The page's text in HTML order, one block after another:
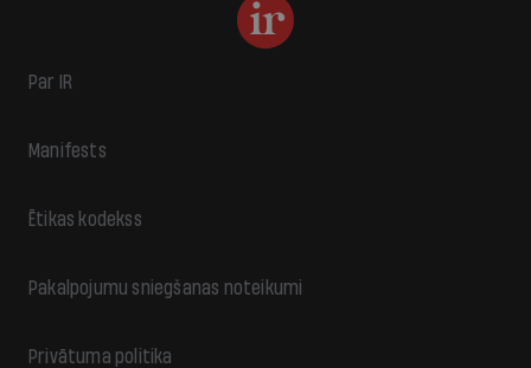
Par IR
Manifests
Ētikas kodekss
Pakalpojumu sniegšanas noteikumi
Privātuma politika